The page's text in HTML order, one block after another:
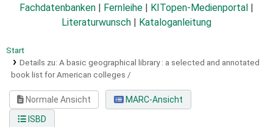
Fachdatenbanken
Fernleihe KITopen-Medienportal
Literaturwunsch
Kataloganleitung
Start
Details zu: A basic geographical library : a selected and annotated
book list for American colleges /
Normale Ansicht
MARC-Ansicht
ISBD